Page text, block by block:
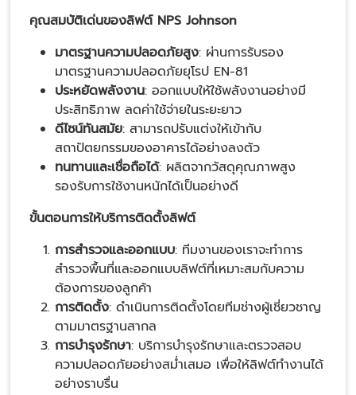
คุณสมบัติเด่นของลิฟต์ NPS Johnson
มาตรฐานความปลอดภัยสูง: ผ่านการรับรอง
มาตรฐานความปลอดภัยยุโรป EN-81
ประหยัดพลังงาน: ออกแบบให้ใช้พลังงานอย่างมี
ประสิทธิภาพ ลดค่าใช้จ่ายในระยะยาว
ดีไซน์ทันสมัย: สามารถปรับแต่งให้เข้ากับ
สถาปัตยกรรมของอาคารได้อย่างลงตัว
ทนทานและเชื่อถือได้: ผลิตจากวัสดุคุณภาพสูง
รองรับการใช้งานหนักได้เป็นอย่างดี
ขั้นตอนการให้บริการติดตั้งลิฟต์
การสำรวจและออกแบบ: ทีมงานของเราจะทำการ
สำรวจพื้นที่และออกแบบลิฟต์ที่เหมาะสมกับความ
ต้องการของลูกค้า
การติดตั้ง: ดำเนินการติดตั้งโดยทีมช่างผู้เชี่ยวชาญ
ตามมาตรฐานสากล
การบำรุงรักษา: บริการบำรุงรักษาและตรวจสอบ
ความปลอดภัยอย่างสม่ำเสมอ เพื่อให้ลิฟต์ทำงานได้
อย่างราบรื่น